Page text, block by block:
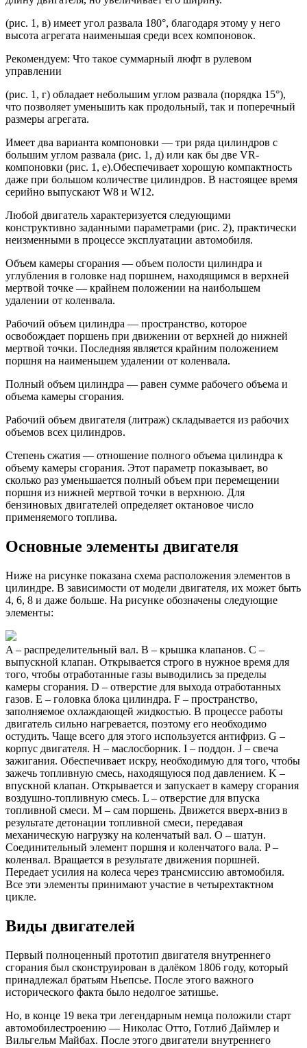
(рис. 1, в) имеет угол развала 180°, благодаря этому у него
высота агрегата наименьшая среди всех компоновок.
Рекомендуем: Что такое суммарный люфт в рулевом
управлении
(рис. 1, г) обладает небольшим углом развала (порядка 15°),
что позволяет уменьшить как продольный, так и поперечный
размеры агрегата.
Имеет два варианта компоновки — три ряда цилиндров с
большим углом развала (рис. 1, д) или как бы две VR-
компоновки (рис. 1, е).Обеспечивает хорошую компактность
даже при большом количестве цилиндров. В настоящее время
серийно выпускают W8 и W12.
Любой двигатель характеризуется следующими
конструктивно заданными параметрами (рис. 2), практически
неизменными в процессе эксплуатации автомобиля.
Объем камеры сгорания — объем полости цилиндра и
углубления в головке над поршнем, находящимся в верхней
мертвой точке — крайнем положении на наибольшем
удалении от коленвала.
Рабочий объем цилиндра — пространство, которое
освобождает поршень при движении от верхней до нижней
мертвой точки. Последняя является крайним положением
поршня на наименьшем удалении от коленвала.
Полный объем цилиндра — равен сумме рабочего объема и
объема камеры сгорания.
Рабочий объем двигателя (литраж) складывается из рабочих
объемов всех цилиндров.
Степень сжатия — отношение полного объема цилиндра к
объему камеры сгорания. Этот параметр показывает, во
сколько раз уменьшается полный объем при перемещении
поршня из нижней мертвой точки в верхнюю. Для
бензиновых двигателей определяет октановое число
применяемого топлива.
Основные элементы двигателя
Ниже на рисунке показана схема расположения элементов в
цилиндре. В зависимости от модели двигателя, их может быть
4, 6, 8 и даже больше. На рисунке обозначены следующие
элементы:
A – распределительный вал. B – крышка клапанов. C –
выпускной клапан. Открывается строго в нужное время для
того, чтобы отработанные газы выводились за пределы
камеры сгорания. D – отверстие для выхода отработанных
газов. E – головка блока цилиндра. F – пространство,
заполняемое охлаждающей жидкостью. В процессе работы
двигатель сильно нагревается, поэтому его необходимо
остудить. Чаще всего для этого используется антифриз. G –
корпус двигателя. H – маслосборник. I – поддон. J – свеча
зажигания. Обеспечивает искру, необходимую для того, чтобы
зажечь топливную смесь, находящуюся под давлением. K –
впускной клапан. Открывается и запускает в камеру сгорания
воздушно-топливную смесь. L – отверстие для впуска
топливной смеси. M – сам поршень. Движется вверх-вниз в
результате детонации топливной смеси, передавая
механическую нагрузку на коленчатый вал. O – шатун.
Соединительный элемент поршня и коленчатого вала. P –
коленвал. Вращается в результате движения поршней.
Передает усилия на колеса через трансмиссию автомобиля.
Все эти элементы принимают участие в четырехтактном
цикле.
Виды двигателей
Первый полноценный прототип двигателя внутреннего
сгорания был сконструирован в далёком 1806 году, который
принадлежал братьям Ньепсье. После этого важного
исторического факта было недолгое затишье.
Но, в конце 19 века три легендарным немца положили старт
автомобилестроению — Николас Отто, Готлиб Даймлер и
Вильгельм Майбах. После этого двигатели внутреннего